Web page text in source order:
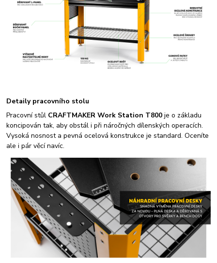
Detaily pracovního stolu
Pracovní stůl CRAFTMAKER Work Station T800 je o základu
koncipován tak, aby obstál i při náročných dílenských operacích.
Vysoká nosnost a pevná ocelová konstrukce je standard. Oceníte
ale i pár věcí navíc.